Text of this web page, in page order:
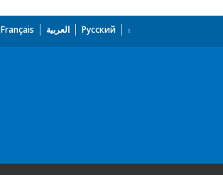
Français العربية Русский